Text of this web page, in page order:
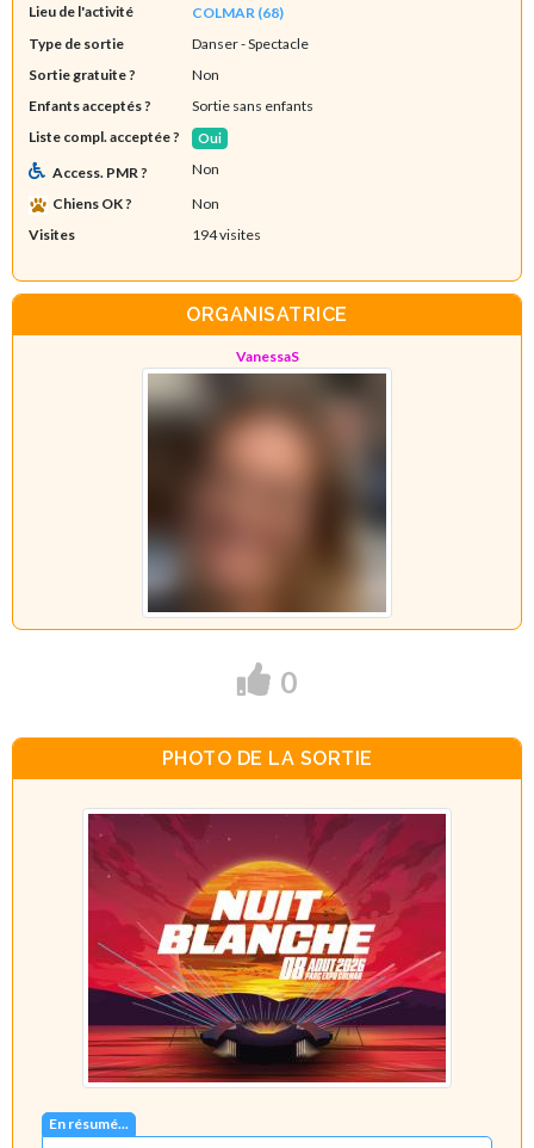
Lieu de l'activité
COLMAR (68)
Type de sortie
Danser- Spectacle
Sortie gratuite ?
Non
Enfants acceptés ?
Sortie sans enfants
Liste compl. acceptée ?
Oui
Access. PMR ?
Non
Chiens OK ?
Non
Visites
194 visites
ORGANISATRICE
VanessaS
0
PHOTO DE LA SORTIE
En résumé...